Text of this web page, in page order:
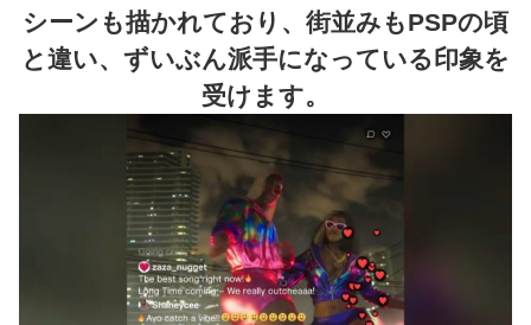
シーンも描かれており、街並みもPSPの頃
と違い、ずいぶん派手になっている印象を
受けます。